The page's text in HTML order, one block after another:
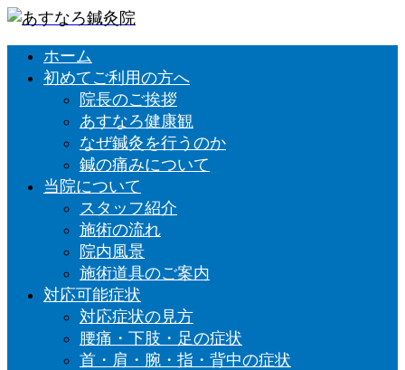
ホーム
初めてご利用の方へ
院長のご挨拶
あすなろ健康観
なぜ鍼灸を行うのか
鍼の痛みについて
当院について
スタッフ紹介
施術の流れ
院内風景
施術道具のご案内
対応可能症状
対応症状の見方
腰痛・下肢・足の症状
首・肩・腕・指・背中の症状